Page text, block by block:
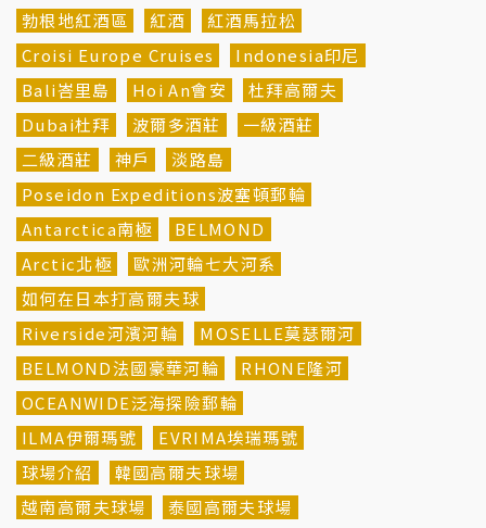
勃根地紅酒區
紅酒
紅酒馬拉松
Croisi Europe Cruises
Indonesia印尼
Bali峇里島
Hoi An會安
杜拜高爾夫
Dubai杜拜
波爾多酒莊
一級酒莊
二級酒莊
神戶
淡路島
Poseidon Expeditions波塞頓郵輪
Antarctica南極
BELMOND
Arctic北極
歐洲河輪七大河系
如何在日本打高爾夫球
Riverside河濱河輪
MOSELLE莫瑟爾河
BELMOND法國豪華河輪
RHONE隆河
OCEANWIDE泛海探險郵輪
ILMA伊爾瑪號
EVRIMA埃瑞瑪號
球場介紹
韓國高爾夫球場
越南高爾夫球場
泰國高爾夫球場